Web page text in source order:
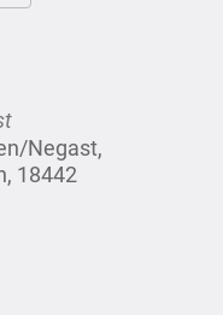
Negast,
18442